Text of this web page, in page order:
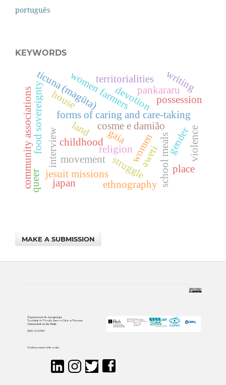
português
KEYWORDS
devotion
cosme e damião
childhood
religion
forms of caring and care-taking
movement women
pankararu
women farmers
ticuna (magüta)
food sovereignty
school meals
community associations land gender
struggle
house
violence
gaia
ethnography
interview
jesuit missions
territorialities
place
japan
possession
writing
queer
aweti
MAKE A SUBMISSION